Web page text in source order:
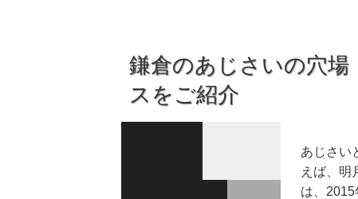
鎌倉のあじさいの穴
スをご紹介
あじさい
えば、明
は、